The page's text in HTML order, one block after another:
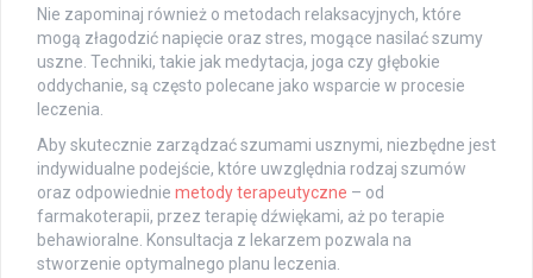
Nie zapominaj również o metodach relaksacyjnych, które
mogą złagodzić napięcie oraz stres, mogące nasilać szumy
uszne. Techniki, takie jak medytacja, joga czy głębokie
oddychanie, są często polecane jako wsparcie w procesie
leczenia.
Aby skutecznie zarządzać szumami usznymi, niezbędne jest
indywidualne podejście, które uwzględnia rodzaj szumów
oraz odpowiednie metody terapeutyczne – od
farmakoterapii, przez terapię dźwiękami, aż po terapie
behawioralne. Konsultacja z lekarzem pozwala na
stworzenie optymalnego planu leczenia.